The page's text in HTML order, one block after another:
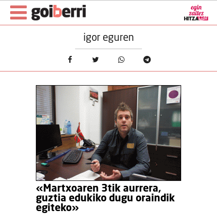
igor eguren
«Martxoaren 3tik aurrera,
guztia edukiko dugu oraindik
egiteko»